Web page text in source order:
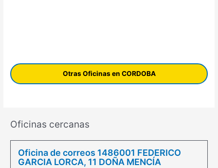
Otras Oficinas en CORDOBA
Oficinas cercanas
Oficina de correos 1486001 FEDERICO
GARCIA LORCA, 11 DOÑA MENCÍA